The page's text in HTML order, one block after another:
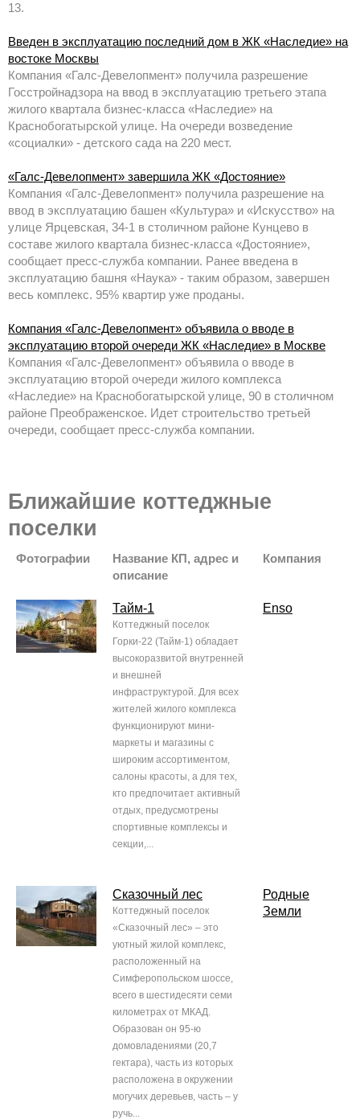
13.
Введен в эксплуатацию последний дом в ЖК «Наследие» на
востоке Москвы
Компания «Галс-Девелопмент» получила разрешение
Госстройнадзора на ввод в эксплуатацию третьего этапа
жилого квартала бизнес-класса «Наследие» на
Краснобогатырской улице. На очереди возведение
«социалки» - детского сада на 220 мест.
«Галс-Девелопмент» завершила ЖК «Достояние»
Компания «Галс-Девелопмент» получила разрешение на
ввод в эксплуатацию башен «Культура» и «Искусство» на
улице Ярцевская, 34-1 в столичном районе Кунцево в
составе жилого квартала бизнес-класса «Достояние»,
сообщает пресс-служба компании. Ранее введена в
эксплуатацию башня «Наука» - таким образом, завершен
весь комплекс. 95% квартир уже проданы.
Компания «Галс-Девелопмент» объявила о вводе в
эксплуатацию второй очереди ЖК «Наследие» в Москве
Компания «Галс-Девелопмент» объявила о вводе в
эксплуатацию второй очереди жилого комплекса
«Наследие» на Краснобогатырской улице, 90 в столичном
районе Преображенское. Идет строительство третьей
очереди, сообщает пресс-служба компании.
Ближайшие коттеджные
поселки
Фотографии
Название КП, адрес и
описание
Компания
Тайм-1
Коттеджный поселок
Горки-22 (Тайм-1) обладает
высокоразвитой внутренней
и внешней
инфраструктурой. Для всех
жителей жилого комплекса
функционируют мини-
маркеты и магазины с
широким ассортиментом,
салоны красоты, а для тех,
кто предпочитает активный
отдых, предусмотрены
спортивные комплексы и
секции,...
Enso
Сказочный лес
Коттеджный поселок
«Сказочный лес» – это
уютный жилой комплекс,
расположенный на
Симферопольском шоссе,
всего в шестидесяти семи
километрах от МКАД.
Образован он 95-ю
домовладениями (20,7
гектара), часть из которых
расположена в окружении
могучих деревьев, часть – у
ручь...
Родные
Земли